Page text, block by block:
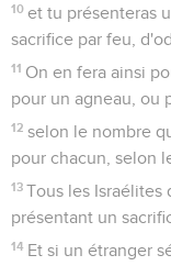
10 et tu présenteras
sacrifice par feu,
11 On en fera ainsi
pour un agneau, ou
12 selon le nombre
pour chacun, selon
13 Tous les Israélites
présentant un
14 Et si un étranger